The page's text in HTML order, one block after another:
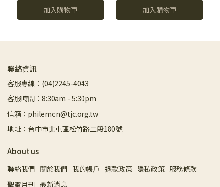
加入購物車 加入購物車
聯絡資訊
客服專線：(04)2245-4043
客服時間：8:30am - 5:30pm
信箱：philemon@tjc.org.tw
地址：台中市北屯區松竹路二段180號
About us
聯絡我們 關於我們 我的帳戶 退款政策 隱私政策 服務條款
聖靈月刊 最新消息